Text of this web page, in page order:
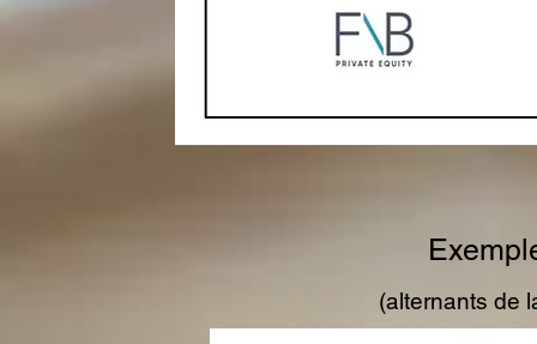
(alternants de